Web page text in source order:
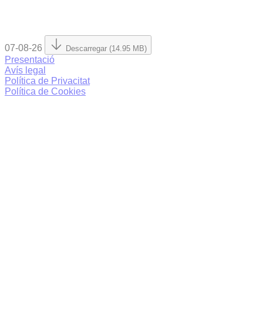
07-08-26 Descarregar (14.95 MB)
Presentació
Avís legal
Política de Privacitat
Política de Cookies